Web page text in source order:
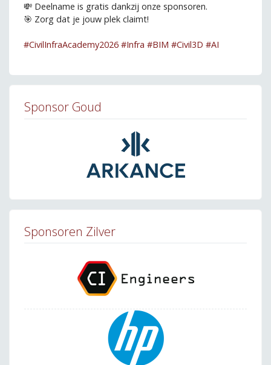
💸 Deelname is gratis dankzij onze sponsoren.
🎯 Zorg dat je jouw plek claimt!
hashtag
#CivilInfraAcademy2026 hashtag
#Infra hashtag
#BIM hashtag
#Civil3D hashtag
#AI
Sponsor Goud
Sponsoren Zilver